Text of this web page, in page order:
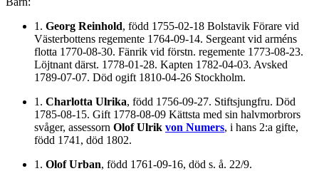
1. Georg Reinhold, född 1755-02-18 Bolstavik Förare vid
Västerbottens regemente 1764-09-14. Sergeant vid arméns
flotta 1770-08-30. Fänrik vid förstn. regemente 1773-08-23.
Löjtnant därst. 1778-01-28. Kapten 1782-04-03. Avsked
1789-07-07. Död ogift 1810-04-26 Stockholm.
1. Charlotta Ulrika, född 1756-09-27. Stiftsjungfru. Död
1785-08-15. Gift 1778-08-09 Kättsta med sin halvmorbrors
svåger, assessorn Olof Ulrik von Numers, i hans 2:a gifte,
född 1741, död 1802.
1. Olof Urban, född 1761-09-16, död s. å. 22/9.